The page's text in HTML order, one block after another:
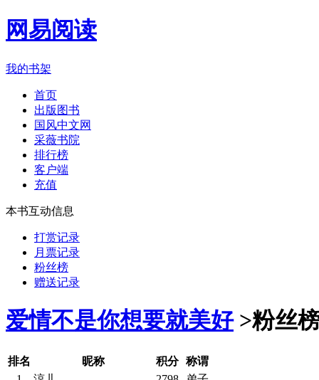
网易阅读
我的书架
首页
出版图书
国风中文网
采薇书院
排行榜
客户端
充值
本书互动信息
打赏记录
月票记录
粉丝榜
赠送记录
爱情不是你想要就美好 >粉丝
排名 昵称 积分 称谓